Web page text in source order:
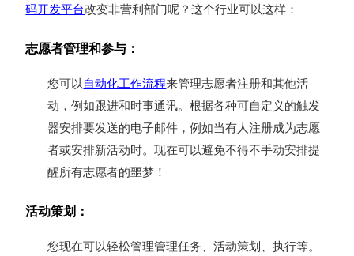
码开发平台改变非营利部门呢？这个行业可以这样：
志愿者管理和参与：
您可以 自动化工作流程来管理志愿者注册和其他活
动，例如跟进和时事通讯。根据各种可自定义的触发
器安排要发送的电子邮件，例如当有人注册成为志愿
者或安排新活动时。现在可以避免不得不手动安排提
醒所有志愿者的噩梦！
活动策划：
您现在可以轻松管理管理任务、活动策划、执行等。